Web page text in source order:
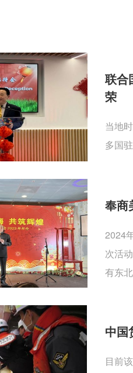
联合
荣
当地
多国
奉商
2024
次活
有东
中国
目前